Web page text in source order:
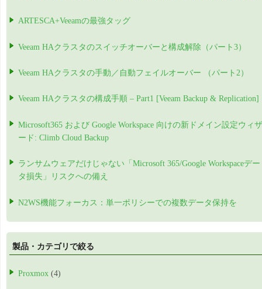
ARTESCA+Veeamの最強タッグ
Veeam HAクラスタのスイッチオーバーと構成解除（パート3）
Veeam HAクラスタの手動／自動フェイルオーバー （パート2）
Veeam HAクラスタの構成手順 – Part1 [Veeam Backup & Replication]
Microsoft365 および Google Workspace 向けの新ドメイン設定ウィザ
ード: Climb Cloud Backup
ランサムウェアだけじゃない「Microsoft 365/Google Workspaceデー
タ損失」リスクへの備え
N2WS機能フォーカス：単一ポリシーでの複数データ保持を
製品・カテゴリで絞る
Proxmox (4)